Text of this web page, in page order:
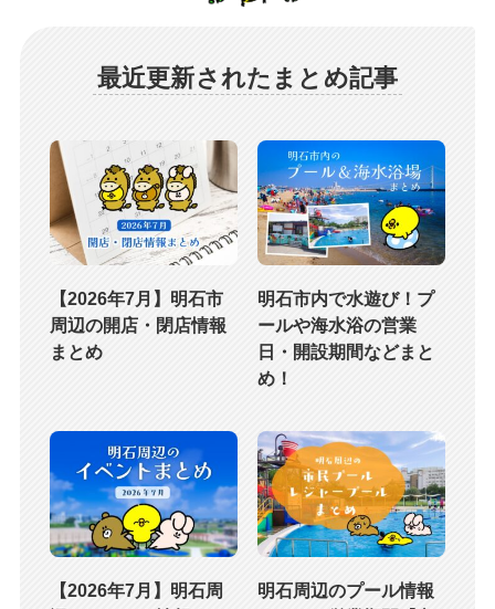
最近更新されたまとめ記事
【2026年7月】明石市
周辺の開店・閉店情報
まとめ
明石市内で水遊び！プ
ールや海水浴の営業
日・開設期間などまと
め！
【2026年7月】明石周
明石周辺のプール情報